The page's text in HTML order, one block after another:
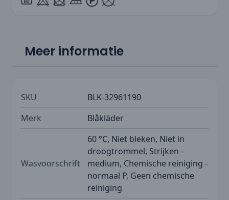
Meer informatie
SKU
BLK-32961190
Merk
Blåkläder
Wasvoorschrift
60 °C, Niet bleken, Niet in
droogtrommel, Strijken -
medium, Chemische reiniging -
normaal P, Geen chemische
reiniging